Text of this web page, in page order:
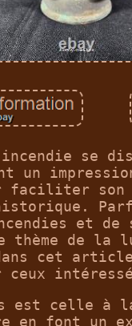
se
un
faciliter
et de
thème de
cet
est celle
en font un